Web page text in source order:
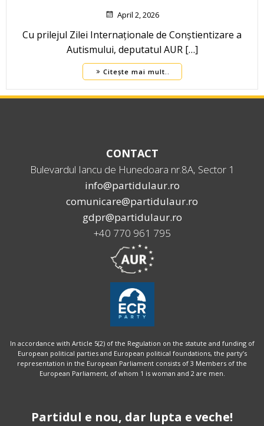
April 2, 2026
Cu prilejul Zilei Internaționale de Conștientizare a
Autismului, deputatul AUR […]
Citește mai mult..
CONTACT
Bulevardul Iancu de Hunedoara nr.8A, Sector 1
info@partidulaur.ro
comunicare@partidulaur.ro
gdpr@partidulaur.ro
+40 770 961 795
In accordance with Article 5(2) of the Regulation on the statute and funding of
European political parties and European political foundations, the party’s
representation in the European Parliament consists of 3 Members of the
European Parliament, of whom 1 is woman and 2 are men.
Partidul e nou, dar lupta e veche!